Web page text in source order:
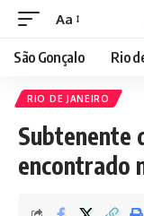
Aa
São Gonçalo Rio
RIO DE JANEIRO
Subtenente
encontrado